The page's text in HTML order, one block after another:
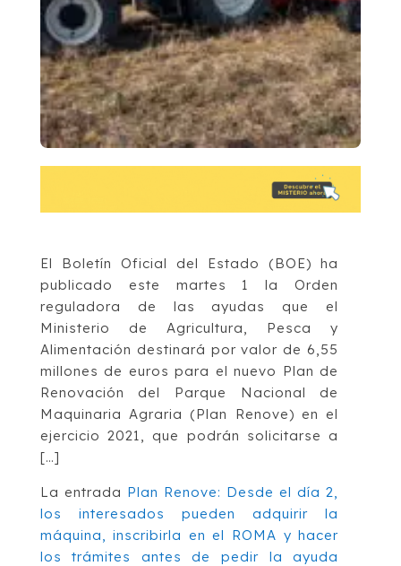
El Boletín Oficial del Estado (BOE) ha
publicado este martes 1 la Orden
reguladora de las ayudas que el
Ministerio de Agricultura, Pesca y
Alimentación destinará por valor de 6,55
millones de euros para el nuevo Plan de
Renovación del Parque Nacional de
Maquinaria Agraria (Plan Renove) en el
ejercicio 2021, que podrán solicitarse a
[…]
La entrada Plan Renove: Desde el día 2,
los interesados pueden adquirir la
máquina, inscribirla en el ROMA y hacer
los trámites antes de pedir la ayuda